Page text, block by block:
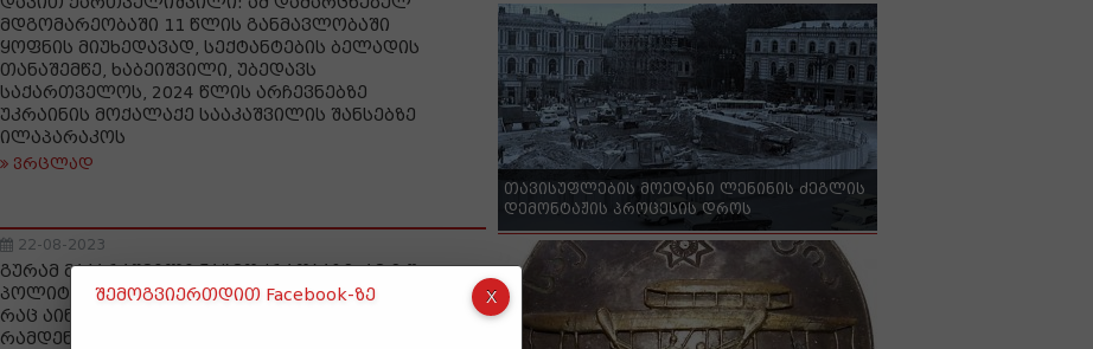
მდგომარეობაში 11 წლის განმავლობაში
ყოფნის მიუხედავად, სექტანტების ბელადის
თანაშემწე, ხაბეიშვილი, უბედავს
საქართველოს, 2024 წლის არჩევნებზე
უკრაინის მოქალაქე სააკაშვილის შანსებზე
ილაპარაკოს
ვრცლად
22-08-2023
გურამ მაჭარაშვილი ნაცმოძრაობაზე: ამ ე.წ.
პოლიტიკური პარტიის შესახებ ერთადერთი
რაც აინტერესებს საზოგადოებას, ის არის, თუ
რამდენ ნაწილად არიან დაყოფილები, ვინ
თავისუფლების მოედანი ლენინის ძეგლის
დემონტაჟის პროცესის დროს
შემოგვიერთდით Facebook-ზე